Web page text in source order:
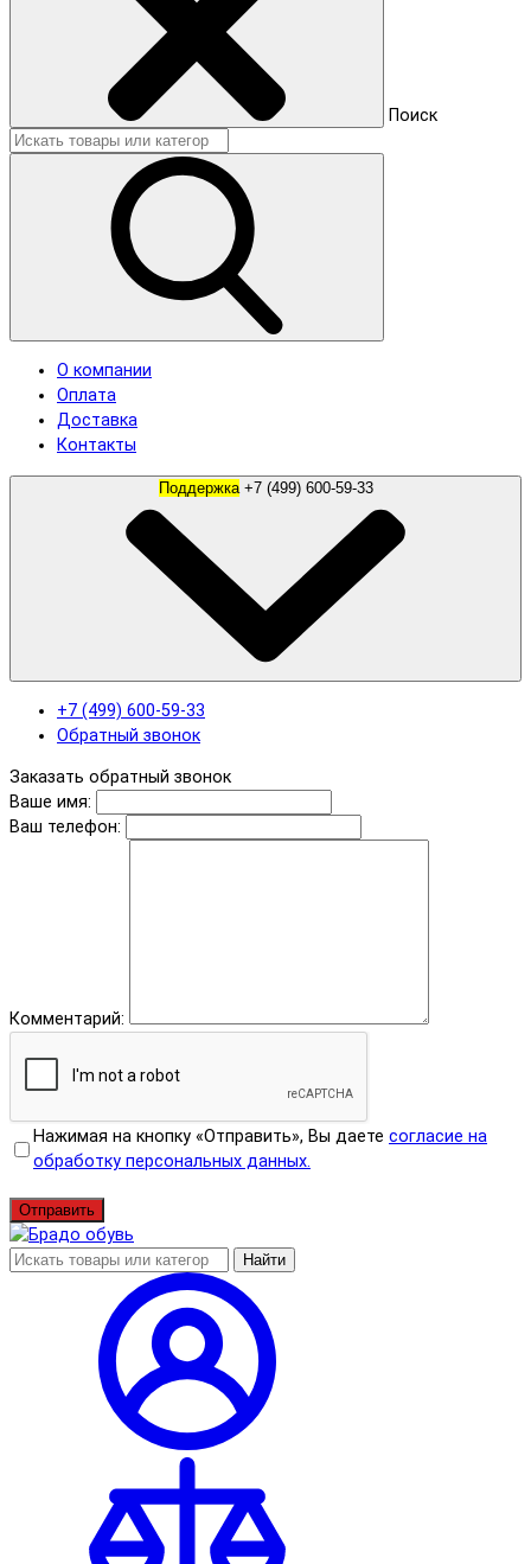
Поиск
О компании
Оплата
Доставка
Контакты
Поддержка +7 (499) 600-59-33
+7 (499) 600-59-33
Обратный звонок
Заказать обратный звонок
Ваше имя:
Ваш телефон:
Комментарий:
Нажимая на кнопку «Отправить», Вы даете согласие на
обработку персональных данных.
Отправить
Найти